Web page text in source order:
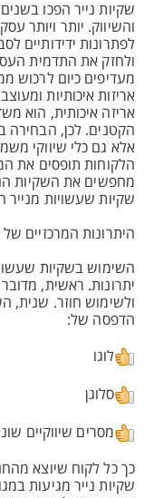
שקיות נייר הפכו
והשיווק. יותר ויותר
לפתרונות ידידותיים
ולחזק את התדמית
מעדיפים כיום לרכוש
אריזות איכותיות
אריזה איכותית, הוא
הקטנים. לכן, הבחירה
אלא גם כלי שיווקי
הלקוחות תופסים את
מחפשים את השקיות
שקיות שעשויות מנייר
היתרונות המרכזיים
השימוש בשקיות
יתרונות. ראשית,
ולשימוש חוזר. שנית,
הדפסה של:
לוגו
סלוגן
מסרים שיווקיים
כך כל לקוח שיוצא
שקיות נייר מגיעות